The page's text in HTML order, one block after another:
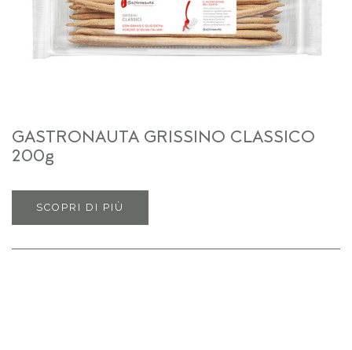
GASTRONAUTA GRISSINO CLASSICO
200g
SCOPRI DI PIÙ